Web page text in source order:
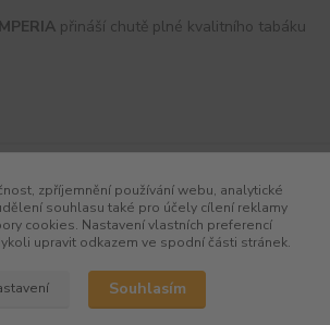
přináší chutě plné kvalitního tabáku
zpříjemnění používání webu, analytické
souhlasu také pro účely cílení reklamy
cookies. Nastavení vlastních preferencí
upravit odkazem ve spodní části stránek.
Souhlasím